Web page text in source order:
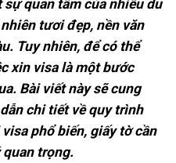
quan tâm của nhiều du
tươi đẹp, nền văn
Tuy nhiên, để có thể
xin visa là một bước
Bài viết này sẽ cung
chi tiết về quy trình
phổ biến, giấy tờ cần
trọng.